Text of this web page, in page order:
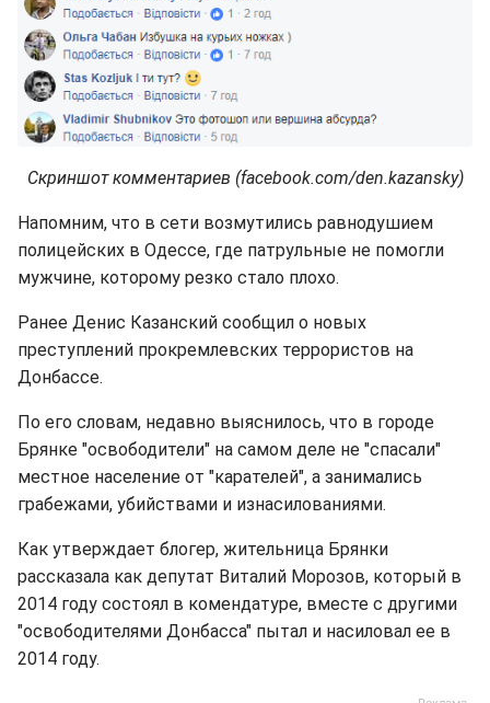
Скриншот комментариев (facebook.com/den.kazansky)
Напомним, что в сети возмутились равнодушием
полицейских в Одессе, где патрульные не помогли
мужчине, которому резко стало плохо.
Ранее Денис Казанский сообщил о новых
преступлений прокремлевских террористов на
Донбассе.
По его словам, недавно выяснилось, что в городе
Брянке "освободители" на самом деле не "спасали"
местное население от "карателей", а занимались
грабежами, убийствами и изнасилованиями.
Как утверждает блогер, жительница Брянки
рассказала как депутат Виталий Морозов, который в
2014 году состоял в комендатуре, вместе с другими
"освободителями Донбасса" пытал и насиловал ее в
2014 году.